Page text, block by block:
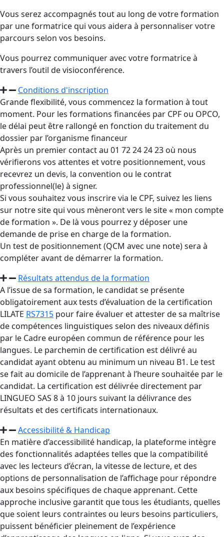
Vous serez accompagnés tout au long de votre formation
par une formatrice qui vous aidera à personnaliser votre
parcours selon vos besoins.
Vous pourrez communiquer avec votre formatrice à
travers l’outil de visioconférence.
Conditions d'inscription
Grande flexibilité, vous commencez la formation à tout
moment. Pour les formations financées par CPF ou OPCO,
le délai peut être rallongé en fonction du traitement du
dossier par l’organisme financeur
Après un premier contact au 01 72 24 24 23 où nous
vérifierons vos attentes et votre positionnement, vous
recevrez un devis, la convention ou le contrat
professionnel(le) à signer.
Si vous souhaitez vous inscrire via le CPF, suivez les liens
sur notre site qui vous mèneront vers le site « mon compte
de formation ». De là vous pourrez y déposer une
demande de prise en charge de la formation.
Un test de positionnement (QCM avec une note) sera à
compléter avant de démarrer la formation.
Résultats attendus de la formation
A l’issue de sa formation, le candidat se présente
obligatoirement aux tests d’évaluation de la certification
LILATE RS7315 pour faire évaluer et attester de sa maîtrise
de compétences linguistiques selon des niveaux définis
par le Cadre européen commun de référence pour les
langues. Le parchemin de certification est délivré au
candidat ayant obtenu au minimum un niveau B1. Le test
se fait au domicile de l’apprenant à l’heure souhaitée par le
candidat. La certification est délivrée directement par
LINGUEO SAS 8 à 10 jours suivant la délivrance des
résultats et des certificats internationaux.
Accessibilité & Handicap
En matière d’accessibilité handicap, la plateforme intègre
des fonctionnalités adaptées telles que la compatibilité
avec les lecteurs d’écran, la vitesse de lecture, et des
options de personnalisation de l’affichage pour répondre
aux besoins spécifiques de chaque apprenant. Cette
approche inclusive garantit que tous les étudiants, quelles
que soient leurs contraintes ou leurs besoins particuliers,
puissent bénéficier pleinement de l’expérience